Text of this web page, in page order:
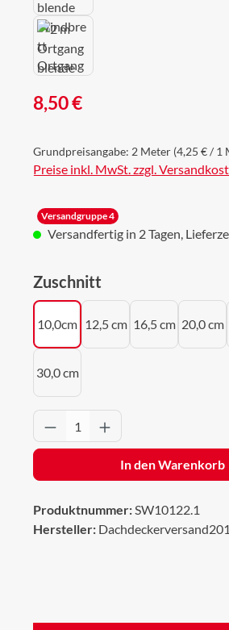
Regulärer Preis:
8,50 €
Grundpreisangabe: 2 Meter (4,25 € / 1
Preise inkl. MwSt. zzgl.
Versandgruppe 4
Versandfertig in 2 Tagen,
Zuschnitt
10,0cm 12,5 cm 16,5 cm 20,0 cm
30,0 cm
Produkt Anzahl: Gib
In den Warenkorb
Produktnummer:SW10122.1
Hersteller: